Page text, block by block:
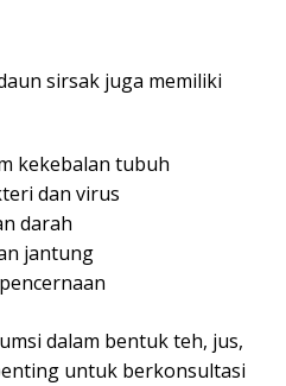
sirsak juga memiliki
kekebalan tubuh
dan virus
darah
jantung
dalam bentuk teh, jus,
untuk berkonsultasi